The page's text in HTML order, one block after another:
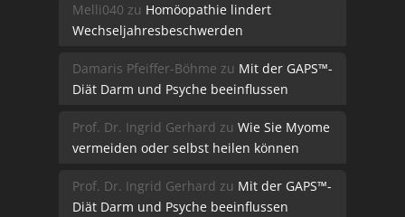
Melli040 zu Homöopathie lindert
Wechseljahresbeschwerden
Damaris Pfeiffer-Böhme zu Mit der GAPS™-
Diät Darm und Psyche beeinflussen
Prof. Dr. Ingrid Gerhard zu Wie Sie Myome
vermeiden oder selbst heilen können
Prof. Dr. Ingrid Gerhard zu Mit der GAPS™-
Diät Darm und Psyche beeinflussen